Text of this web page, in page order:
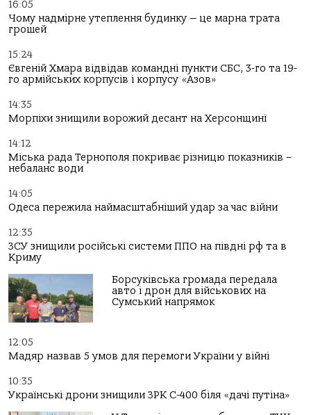
16:05
Чому надмірне утеплення будинку — це марна трата
грошей
15:24
Євгеній Хмара відвідав командні пункти СБС, 3-го та 19-
го армійських корпусів і корпусу «Азов»
14:35
Морпіхи знищили ворожий десант на Херсонщині
14:12
Міська рада Тернополя покриває різницю показників –
небаланс води
14:05
Одеса пережила наймасштабніший удар за час війни
12:35
ЗСУ знищили російські системи ППО на півдні рф та в
Криму
Борсуківська громада передала
авто і дрон для військових на
Сумський напрямок
12:05
Мадяр назвав 5 умов для перемоги України у війні
10:35
Українські дрони знищили ЗРК С-400 біля «дачі путіна»